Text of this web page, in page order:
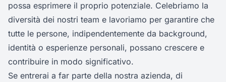
possa esprimere il proprio potenziale. Celebriamo la
diversità dei nostri team e lavoriamo per garantire che
tutte le persone, indipendentemente da background,
identità o esperienze personali, possano crescere e
contribuire in modo significativo.
Se entrerai a far parte della nostra azienda, di